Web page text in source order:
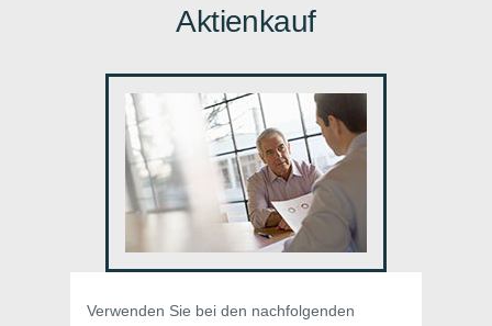
Aktienkauf
Verwenden Sie bei den nachfolgenden